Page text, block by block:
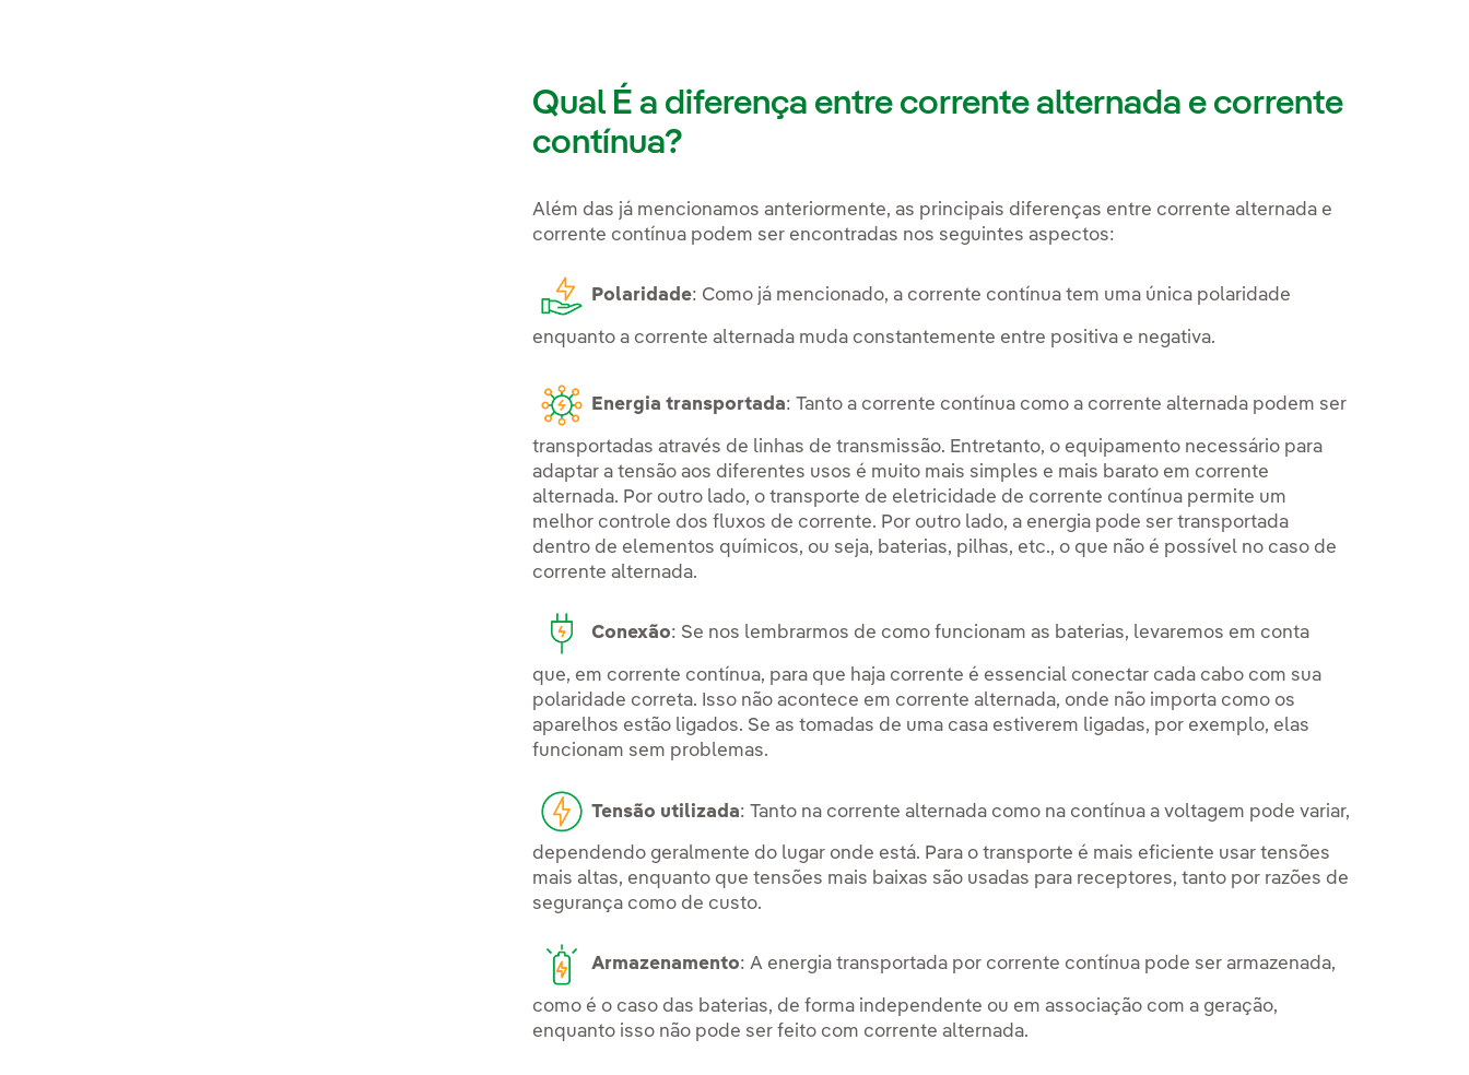
Qual É a diferença entre corrente alternada e corrente
contínua?
Além das já mencionamos anteriormente, as principais diferenças entre corrente alternada e
corrente contínua podem ser encontradas nos seguintes aspectos:
Polaridade: Como já mencionado, a corrente contínua tem uma única polaridade
enquanto a corrente alternada muda constantemente entre positiva e negativa.
Energia transportada: Tanto a corrente contínua como a corrente alternada podem ser
transportadas através de linhas de transmissão. Entretanto, o equipamento necessário para
adaptar a tensão aos diferentes usos é muito mais simples e mais barato em corrente
alternada. Por outro lado, o transporte de eletricidade de corrente contínua permite um
melhor controle dos fluxos de corrente. Por outro lado, a energia pode ser transportada
dentro de elementos químicos, ou seja, baterias, pilhas, etc., o que não é possível no caso de
corrente alternada.
Conexão: Se nos lembrarmos de como funcionam as baterias, levaremos em conta
que, em corrente contínua, para que haja corrente é essencial conectar cada cabo com sua
polaridade correta. Isso não acontece em corrente alternada, onde não importa como os
aparelhos estão ligados. Se as tomadas de uma casa estiverem ligadas, por exemplo, elas
funcionam sem problemas.
Tensão utilizada: Tanto na corrente alternada como na contínua a voltagem pode variar,
dependendo geralmente do lugar onde está. Para o transporte é mais eficiente usar tensões
mais altas, enquanto que tensões mais baixas são usadas para receptores, tanto por razões de
segurança como de custo.
Armazenamento: A energia transportada por corrente contínua pode ser armazenada,
como é o caso das baterias, de forma independente ou em associação com a geração,
enquanto isso não pode ser feito com corrente alternada.